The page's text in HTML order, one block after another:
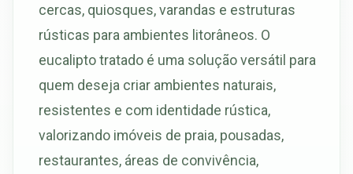
cercas, quiosques, varandas e estruturas
rústicas para ambientes litorâneos. O
eucalipto tratado é uma solução versátil para
quem deseja criar ambientes naturais,
resistentes e com identidade rústica,
valorizando imóveis de praia, pousadas,
restaurantes, áreas de convivência,